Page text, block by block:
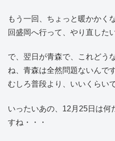
もう一回、ちょっと暖かかく
回盛岡へ行って、やり直した
で、翌日が青森で、これどう
ね、青森は全然問題ないんです
むしろ普段より、いいくらいで
いったいあの、12月25日は何
すね・・・